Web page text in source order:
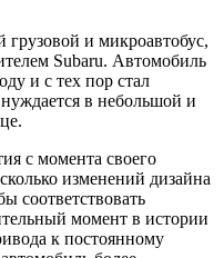
и микроавтобус,
Subaru. Автомобиль
и с тех пор стал
в небольшой и
с момента своего
изменений дизайна
соответствовать
момент в истории
к постоянному